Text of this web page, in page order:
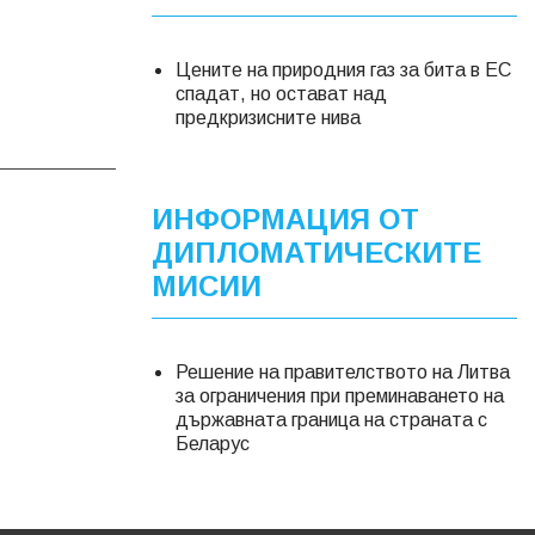
Цените на природния газ за бита в ЕС
спадат, но остават над
предкризисните нива
ИНФОРМАЦИЯ ОТ
ДИПЛОМАТИЧЕСКИТЕ
МИСИИ
Решение на правителството на Литва
за ограничения при преминаването на
държавната граница на страната с
Беларус